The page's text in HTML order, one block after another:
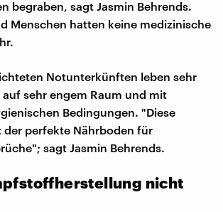
begraben, sagt Jasmin Behrends.
Menschen hatten keine medizinische
Notunterkünften leben sehr
sehr engem Raum und mit
Bedingungen. "Diese
der perfekte Nährboden für
sagt Jasmin Behrends.
nicht